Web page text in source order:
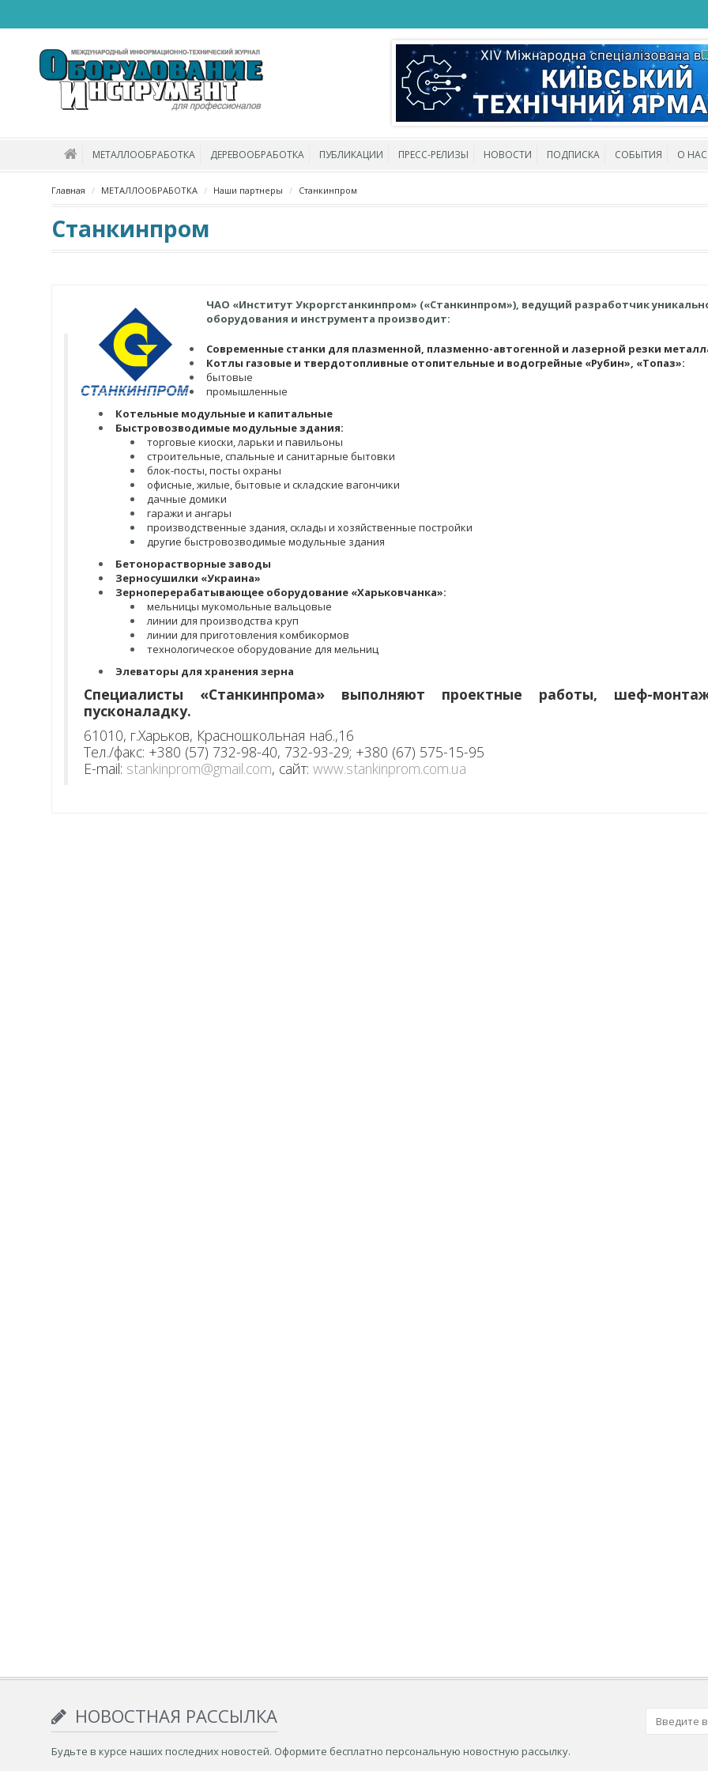
МЕТАЛЛООБРАБОТКА ДЕРЕВООБРАБОТКА ПУБЛИКАЦИИ ПРЕСС-РЕЛИЗЫ НОВОСТИ ПОДПИСКА СОБЫТИЯ О НАС
Главная МЕТАЛЛООБРАБОТКА Наши партнеры Станкинпром
Станкинпром
ЧАО «Институт Укроргстанкинпром» («Станкинпром»), ведущий разработчик
оборудования и инструмента производит:
Современные станки для плазменной, плазменно-автогенной и лазерной резки
Котлы газовые и твердотопливные отопительные и водогрейные «Рубин», «Топаз»:
бытовые
промышленные
Котельные модульные и капитальные
Быстровозводимые модульные здания:
торговые киоски, ларьки и павильоны
строительные, спальные и санитарные бытовки
блок-посты, посты охраны
офисные, жилые, бытовые и складские вагончики
дачные домики
гаражи и ангары
производственные здания, склады и хозяйственные постройки
другие быстровозводимые модульные здания
Бетонорастворные заводы
Зерносушилки «Украина»
Зерноперерабатывающее оборудование «Харьковчанка»:
мельницы мукомольные вальцовые
линии для производства круп
линии для приготовления комбикормов
технологическое оборудование для мельниц
Элеваторы для хранения зерна
Специалисты «Станкинпрома» выполняют проектные работы, шеф-
пусконаладку.
61010, г.Харьков, Красношкольная наб.,16
Тел./факс: +380 (57) 732-98-40, 732-93-29; +380 (67) 575-15-95
E-mail: stankinprom@gmail.com, cайт: www.stankinprom.com.ua
НОВОСТНАЯ РАССЫЛКА
Будьте в курсе наших последних новостей. Оформите бесплатно персональную новостную рассылку.